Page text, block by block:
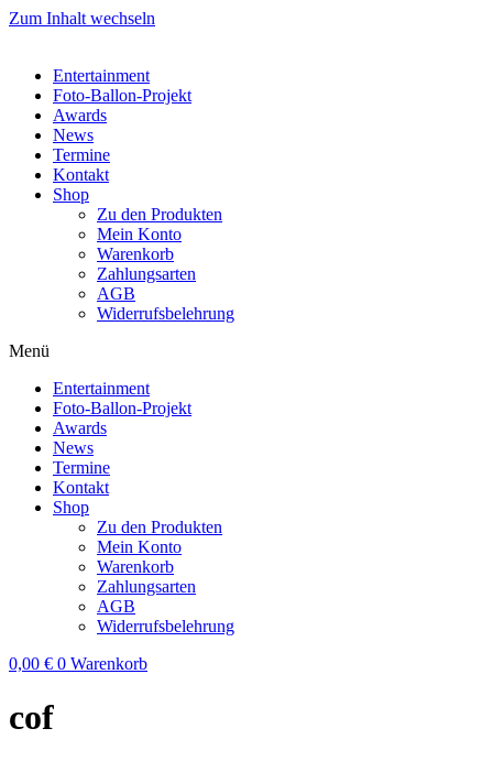
Zum Inhalt wechseln
Entertainment
Foto-Ballon-Projekt
Awards
News
Termine
Kontakt
Shop
Zu den Produkten
Mein Konto
Warenkorb
Zahlungsarten
AGB
Widerrufsbelehrung
Menü
Entertainment
Foto-Ballon-Projekt
Awards
News
Termine
Kontakt
Shop
Zu den Produkten
Mein Konto
Warenkorb
Zahlungsarten
AGB
Widerrufsbelehrung
0,00 € 0 Warenkorb
cof